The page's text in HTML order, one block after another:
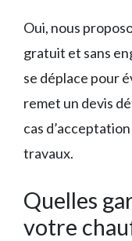
Oui, nous
gratuit et sans
se déplace pour
remet un devis
cas
travaux.
Quelles
votre